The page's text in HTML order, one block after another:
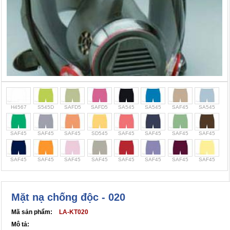
H4567 S545D SAFD5 SAFD5 SA545 SA545 SAF45 SA545
SAF45 SAF45 SAF45 SD545 SAF45 SAF45 SAF45 SAF45
SAF45 SAF45 SAF45 SAF45 SAF45 SAF45 SAF45 SAF45
Mặt nạ chống độc - 020
Mã sản phẩm:
LA-KT020
Mô tả:
Cọc giao thông, rào chắn công trình
Bình chữa cháy, cứu hỏa
Chính sách bảo mật thông tin